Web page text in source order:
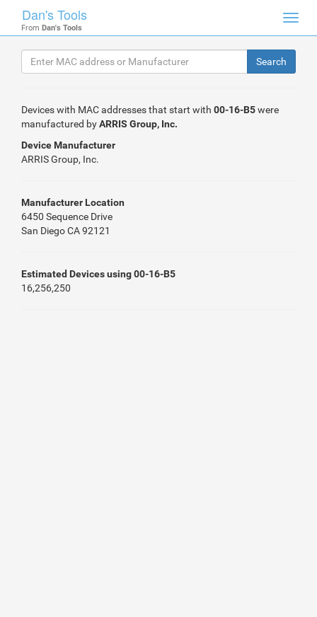
Dan's Tools
From Dan's Tools
Devices with MAC addresses that start with 00-16-B5were
manufactured byARRIS Group, Inc.
Device Manufacturer
ARRIS Group, Inc.
Manufacturer Location
6450 Sequence Drive
San Diego CA 92121
Estimated Devices using 00-16-B5
16,256,250